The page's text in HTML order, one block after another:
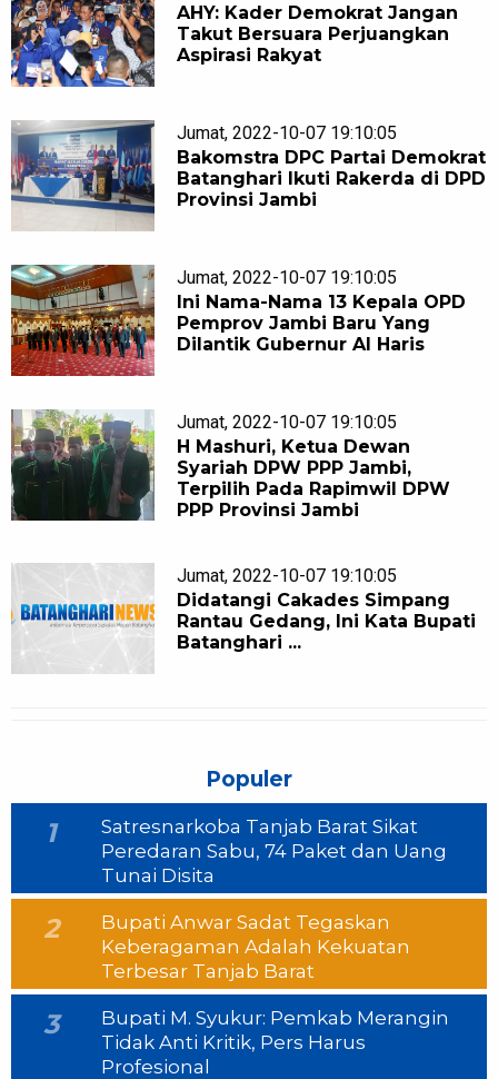
AHY: Kader Demokrat Jangan
Takut Bersuara Perjuangkan
Aspirasi Rakyat
Jumat, 2022-10-07 19:10:05
Bakomstra DPC Partai Demokrat
Batanghari Ikuti Rakerda di DPD
Provinsi Jambi
Jumat, 2022-10-07 19:10:05
Ini Nama-Nama 13 Kepala OPD
Pemprov Jambi Baru Yang
Dilantik Gubernur Al Haris
Jumat, 2022-10-07 19:10:05
H Mashuri, Ketua Dewan
Syariah DPW PPP Jambi,
Terpilih Pada Rapimwil DPW
PPP Provinsi Jambi
Jumat, 2022-10-07 19:10:05
Didatangi Cakades Simpang
Rantau Gedang, Ini Kata Bupati
Batanghari ...
Populer
1
Satresnarkoba Tanjab Barat Sikat
Peredaran Sabu, 74 Paket dan Uang
Tunai Disita
2
Bupati Anwar Sadat Tegaskan
Keberagaman Adalah Kekuatan
Terbesar Tanjab Barat
3
Bupati M. Syukur: Pemkab Merangin
Tidak Anti Kritik, Pers Harus
Profesional